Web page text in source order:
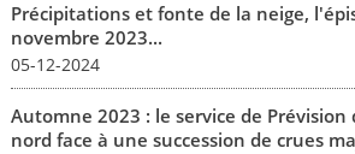
Précipitations et fonte de la neige,
novembre 2023...
05-12-2024
Automne 2023 : le service de Prévision
nord face à une succession de crues